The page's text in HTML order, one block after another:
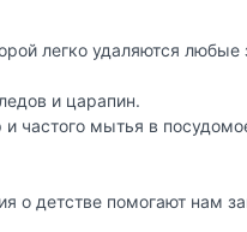
легко удаляются любые
и царапин.
частого мытья в
о детстве помогают нам